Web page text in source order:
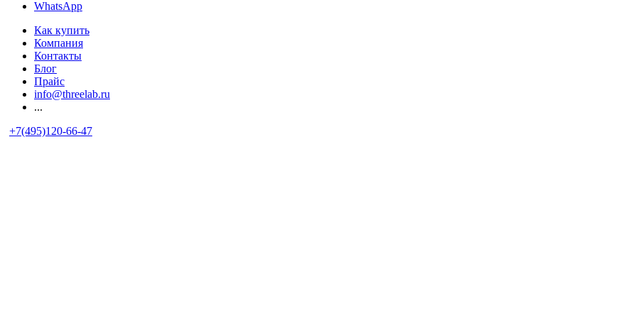
WhatsApp
Как купить
Компания
Контакты
Блог
Прайс
info@threelab.ru
...
+7(495)120-66-47